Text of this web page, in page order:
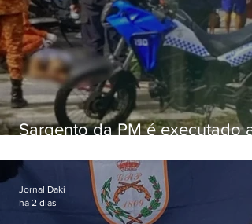
Sargento da PM é executado a
em Vaz Lobo
Jornal Daki
há 2 dias